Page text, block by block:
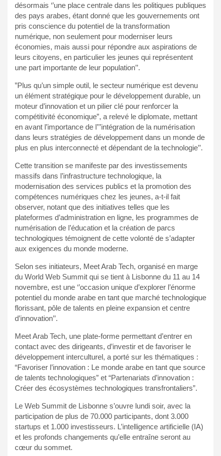
désormais ‘’une place centrale dans les politiques publiques
des pays arabes, étant donné que les gouvernements ont
pris conscience du potentiel de la transformation
numérique, non seulement pour moderniser leurs
économies, mais aussi pour répondre aux aspirations de
leurs citoyens, en particulier les jeunes qui représentent
une part importante de leur population’’.
”Plus qu’un simple outil, le secteur numérique est devenu
un élément stratégique pour le développement durable, un
moteur d’innovation et un pilier clé pour renforcer la
compétitivité économique”, a relevé le diplomate, mettant
en avant l’importance de l’’’intégration de la numérisation
dans leurs stratégies de développement dans un monde de
plus en plus interconnecté et dépendant de la technologie’’.
Cette transition se manifeste par des investissements
massifs dans l’infrastructure technologique, la
modernisation des services publics et la promotion des
compétences numériques chez les jeunes, a-t-il fait
observer, notant que des initiatives telles que les
plateformes d’administration en ligne, les programmes de
numérisation de l’éducation et la création de parcs
technologiques témoignent de cette volonté de s’adapter
aux exigences du monde moderne.
Selon ses initiateurs, Meet Arab Tech, organisé en marge
du World Web Summit qui se tient à Lisbonne du 11 au 14
novembre, est une ‘’occasion unique d’explorer l’énorme
potentiel du monde arabe en tant que marché technologique
florissant, pôle de talents en pleine expansion et centre
d’innovation’’.
Meet Arab Tech, une plate-forme permettant d’entrer en
contact avec des dirigeants, d’investir et de favoriser le
développement interculturel, a porté sur les thématiques :
“Favoriser l’innovation : Le monde arabe en tant que source
de talents technologiques” et “Partenariats d’innovation :
Créer des écosystèmes technologiques transfrontaliers”.
Le Web Summit de Lisbonne s’ouvre lundi soir, avec la
participation de plus de 70.000 participants, dont 3.000
startups et 1.000 investisseurs. L’intelligence artificielle (IA)
et les profonds changements qu’elle entraîne seront au
cœur du sommet.